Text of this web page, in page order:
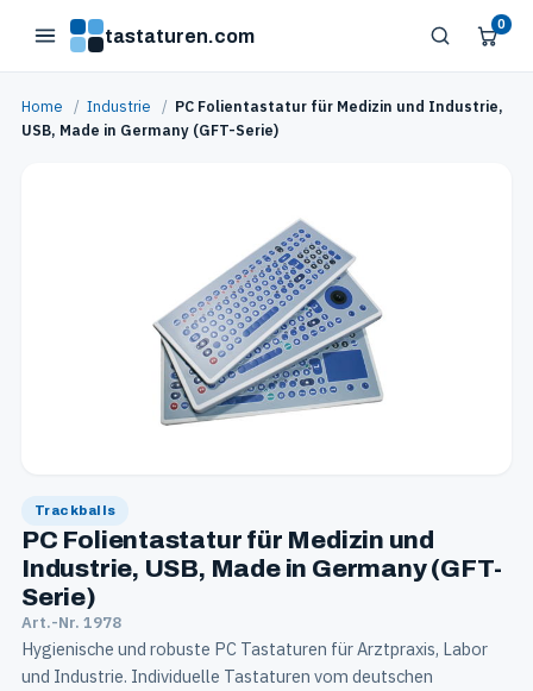
tastaturen.com
0
Home / Industrie / PC Folientastatur für Medizin und Industrie,
USB, Made in Germany (GFT-Serie)
Trackballs
PC Folientastatur für Medizin und
Industrie, USB, Made in Germany (GFT-
Serie)
Art.-Nr. 1978
Hygienische und robuste PC Tastaturen für Arztpraxis, Labor
und Industrie. Individuelle Tastaturen vom deutschen